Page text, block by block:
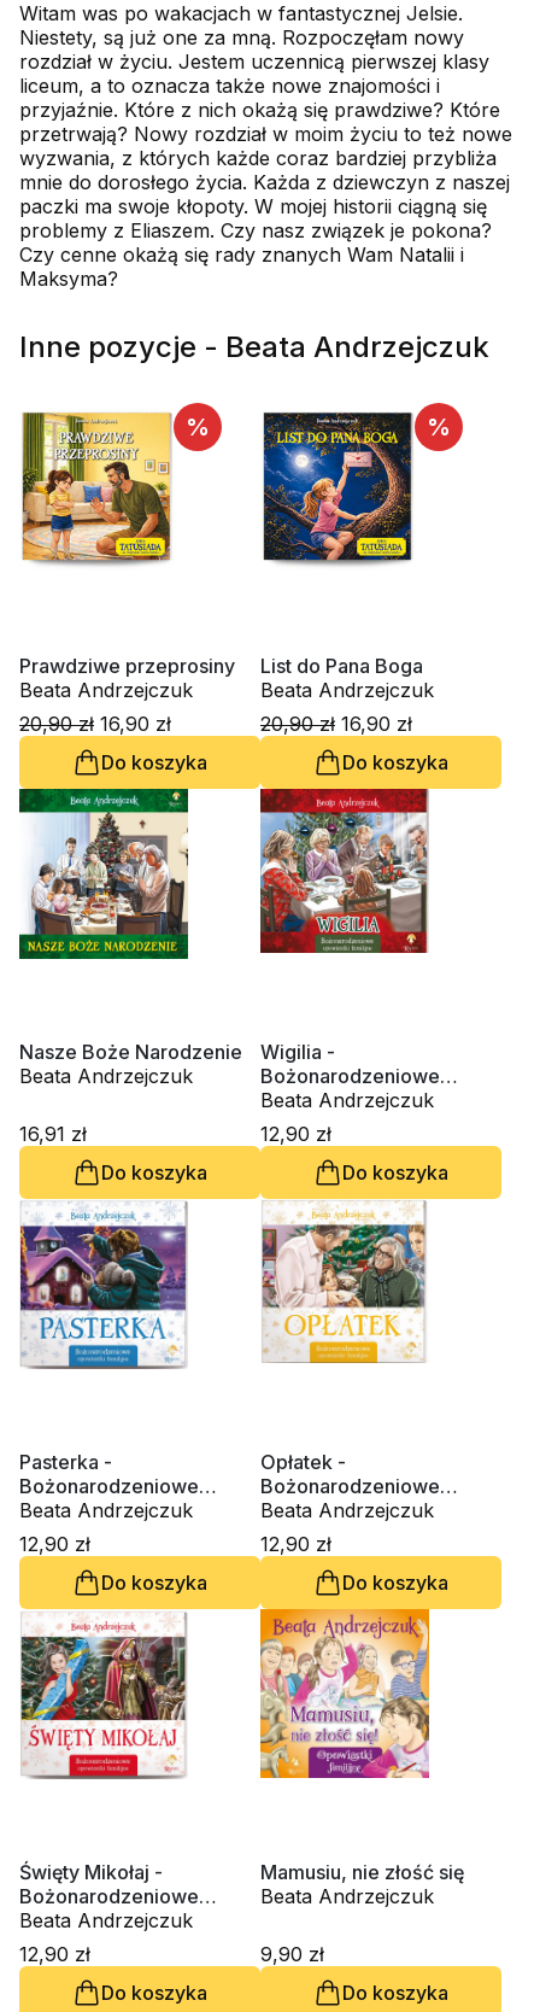
Witam was po wakacjach w fantastycznej Jelsie.
Niestety, są już one za mną. Rozpoczęłam nowy
rozdział w życiu. Jestem uczennicą pierwszej klasy
liceum, a to oznacza także nowe znajomości i
przyjaźnie. Które z nich okażą się prawdziwe? Które
przetrwają? Nowy rozdział w moim życiu to też nowe
wyzwania, z których każde coraz bardziej przybliża
mnie do dorosłego życia. Każda z dziewczyn z naszej
paczki ma swoje kłopoty. W mojej historii ciągną się
problemy z Eliaszem. Czy nasz związek je pokona?
Czy cenne okażą się rady znanych Wam Natalii i
Maksyma?
Inne pozycje - Beata Andrzejczuk
%
Prawdziwe przeprosiny
Beata Andrzejczuk
20,90 zł 16,90 zł
Do koszyka
%
List do Pana Boga
Beata Andrzejczuk
20,90 zł 16,90 zł
Do koszyka
Nasze Boże Narodzenie
Beata Andrzejczuk
16,91 zł
Do koszyka
Wigilia -
Bożonarodzeniowe
opowiastki familijne
Beata Andrzejczuk
12,90 zł
Do koszyka
Pasterka -
Bożonarodzeniowe
opowiastki familijne
Beata Andrzejczuk
12,90 zł
Do koszyka
Opłatek -
Bożonarodzeniowe
opowiastki familijne
Beata Andrzejczuk
12,90 zł
Do koszyka
Święty Mikołaj -
Bożonarodzeniowe
opowiastki familijne
Beata Andrzejczuk
12,90 zł
Do koszyka
Mamusiu, nie złość się
Beata Andrzejczuk
9,90 zł
Do koszyka